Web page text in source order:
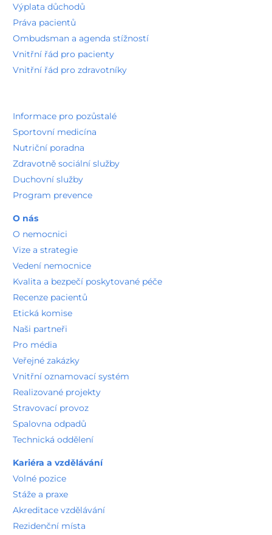
Výplata důchodů
Práva pacientů
Ombudsman a agenda stížností
Vnitřní řád pro pacienty
Vnitřní řád pro zdravotníky
Informace pro pozůstalé
Sportovní medicína
Nutriční poradna
Zdravotně sociální služby
Duchovní služby
Program prevence
O nás
O nemocnici
Vize a strategie
Vedení nemocnice
Kvalita a bezpečí poskytované péče
Recenze pacientů
Etická komise
Naši partneři
Pro média
Veřejné zakázky
Vnitřní oznamovací systém
Realizované projekty
Stravovací provoz
Spalovna odpadů
Technická oddělení
Kariéra a vzdělávání
Volné pozice
Stáže a praxe
Akreditace vzdělávání
Rezidenční místa